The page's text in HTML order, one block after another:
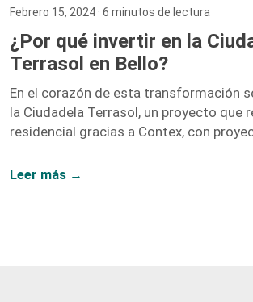
Febrero 15, 2024 · 6 minutos de lectura
¿Por qué invertir en la
Terrasol en Bello?
En el corazón de esta transformación
la Ciudadela Terrasol, un proyecto que
residencial gracias a Contex, con
Leer más →